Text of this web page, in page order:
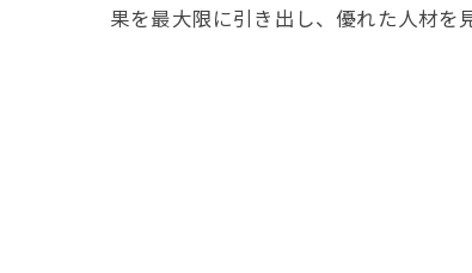
果を最大限に引き出し、優れた人材を